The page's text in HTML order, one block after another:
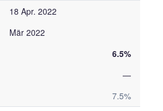
18 Apr. 2022
Mär 2022
6.5%
—
7.5%